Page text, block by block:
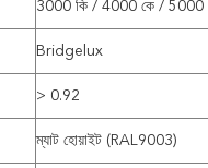
3000 কি / 4000 কে / 5000
Bridgelux
> 0.92
ম্যাট হোয়াইট (RAL9003)